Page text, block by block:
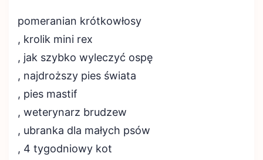
pomeranian krótkowłosy
, krolik mini rex
, jak szybko wyleczyć ospę
, najdroższy pies świata
, pies mastif
, weterynarz brudzew
, ubranka dla małych psów
, 4 tygodniowy kot